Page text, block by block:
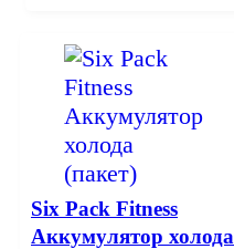
Six Pack Fitness
Аккумулятор холода